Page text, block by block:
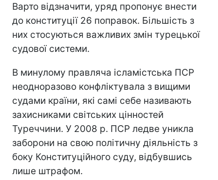
Варто відзначити, уряд пропонує внести
до конституції 26 поправок. Більшість з
них стосуються важливих змін турецької
судової системи.
В минулому правляча ісламістська ПСР
неодноразово конфліктувала з вищими
судами країни, які самі себе називають
захисниками світських цінностей
Туреччини. У 2008 р. ПСР ледве уникла
заборони на свою політичну діяльність з
боку Конституційного суду, відбувшись
лише штрафом.